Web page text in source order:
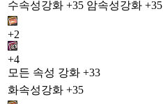
수속성강화 +35 암속성강화 +35
+2
+4
모든 속성 강화 +33
화속성강화 +35